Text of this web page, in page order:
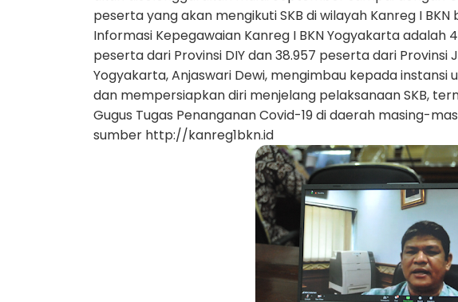
peserta yang akan mengikuti SKB di wilayah Kanreg I
Informasi Kepegawaian Kanreg I BKN Yogyakarta adalah
peserta dari Provinsi DIY dan 38.957 peserta dari Provinsi
Yogyakarta, Anjaswari Dewi, mengimbau kepada instansi
dan mempersiapkan diri menjelang pelaksanaan SKB,
Gugus Tugas Penanganan Covid-19 di daerah masing-
sumber http://kanreg1bkn.id